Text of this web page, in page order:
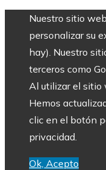
Nuestro sitio
personalizar su
hay). Nuestro
terceros como
Al utilizar el sitio
Hemos
clic en el botón
privacidad.
Ok, Acepto